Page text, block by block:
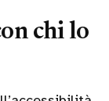
chi lo